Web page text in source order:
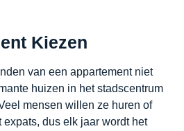
Kiezen
van een appartement niet
huizen in het stadscentrum
mensen willen ze huren of
expats, dus elk jaar wordt het